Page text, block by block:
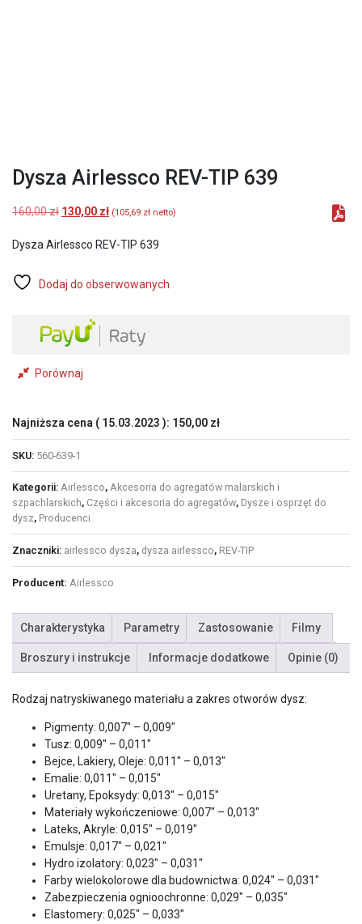
Dysza Airlessco REV-TIP 639
160,00zł Pierwotna
wynosiła:
130,00 złAktualna
wynosi:
(105,69 zł netto)
Dysza Airlessco REV-TIP 639
Dodaj do obserwowanych
Porównaj
Najniższa cena ( 15.03.2023 ): 150,00 zł
SKU: 560-639-1
Kategorii: Airlessco, Akcesoria do agregatów malarskich i
szpachlarskich, Części i akcesoria do agregatów, Dysze i osprzęt do
dysz, Producenci
Znaczniki: airlessco dysza, dysza airlessco, REV-TIP
Producent: Airlessco
Charakterystyka Parametry Zastosowanie Filmy
Broszury i instrukcje Informacje dodatkowe Opinie (0)
Rodzaj natryskiwanego materiału a zakres otworów dysz:
Pigmenty: 0,007″ – 0,009″
Tusz: 0,009″ – 0,011″
Bejce, Lakiery, Oleje: 0,011″ – 0,013″
Emalie: 0,011″ – 0,015″
Uretany, Epoksydy: 0,013″ – 0,015″
Materiały wykończeniowe: 0,007″ – 0,013″
Lateks, Akryle: 0,015″ – 0,019″
Emulsje: 0,017″ – 0,021″
Hydro izolatory: 0,023″ – 0,031″
Farby wielokolorowe dla budownictwa: 0,024″ – 0,031″
Zabezpieczenia ognioochronne: 0,029″ – 0,035″
Elastomery: 0,025″ – 0,033″